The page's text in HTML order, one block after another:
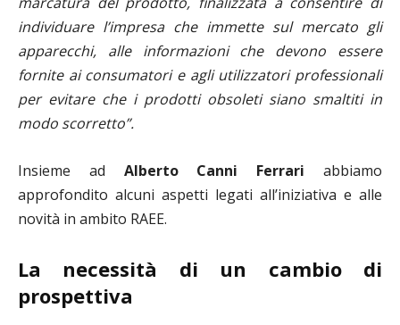
individuare l’impresa che immette sul mercato gli
apparecchi, alle informazioni che devono essere
fornite ai consumatori e agli utilizzatori professionali
per evitare che i prodotti obsoleti siano smaltiti in
modo scorretto”.
Insieme ad Alberto Canni Ferrari abbiamo
approfondito alcuni aspetti legati all’iniziativa e alle
novità in ambito RAEE.
La necessità di un cambio di
prospettiva